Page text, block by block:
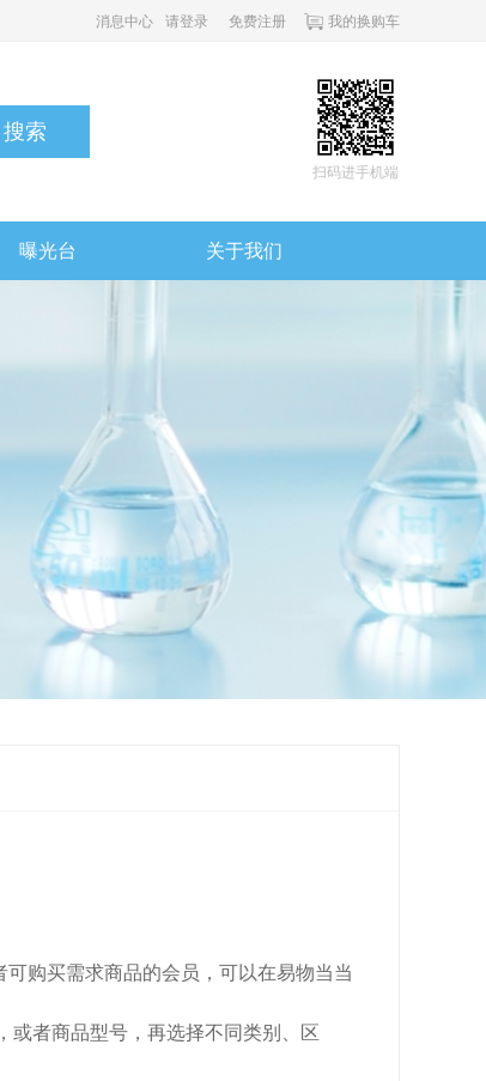
请登录 免费注册 我的换购车
消息中心
搜索
扫码进手机端
曝光台 关于我们
购买需求商品的会员，可以在易物当当
或者商品型号，再选择不同类别、区